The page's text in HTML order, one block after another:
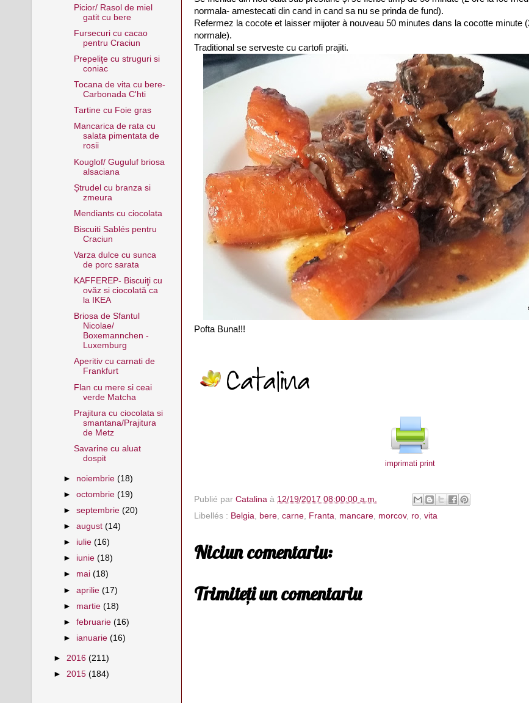
normala- amestecati din cand in cand sa nu se prinda de fund).
Refermez la cocote et laisser mijoter à nouveau 50 minutes dans la cocotte minute
normale).
Traditional se serveste cu cartofi prajiti.
Pofta Buna!!!
imprimati print
Publié par Catalina à 12/19/2017 08:00:00 a.m.
Libellés : Belgia, bere, carne, Franta, mancare, morcov, ro, vita
Niciun comentariu:
Trimiteți un comentariu
Picior/ Rasol de miel
gatit cu bere
Fursecuri cu cacao
pentru Craciun
Prepeliţe cu struguri si
coniac
Tocana de vita cu bere-
Carbonada C'hti
Tartine cu Foie gras
Mancarica de rata cu
salata pimentata de
rosii
Kouglof/ Guguluf briosa
alsaciana
Ștrudel cu branza si
zmeura
Mendiants cu ciocolata
Biscuiti Sablés pentru
Craciun
Varza dulce cu sunca
de porc sarata
KAFFEREP- Biscuiţi cu
ovăz si ciocolată ca
la IKEA
Briosa de Sfantul
Nicolae/
Boxemannchen -
Luxemburg
Aperitiv cu carnati de
Frankfurt
Flan cu mere si ceai
verde Matcha
Prajitura cu ciocolata si
smantana/Prajitura
de Metz
Savarine cu aluat
dospit
► noiembrie(18)
►octombrie(19)
►septembrie(20)
►august(14)
► iulie(16)
► iunie(18)
► mai(18)
►aprilie(17)
► martie(18)
►februarie(16)
► ianuarie(16)
► 2016 (211)
► 2015 (184)